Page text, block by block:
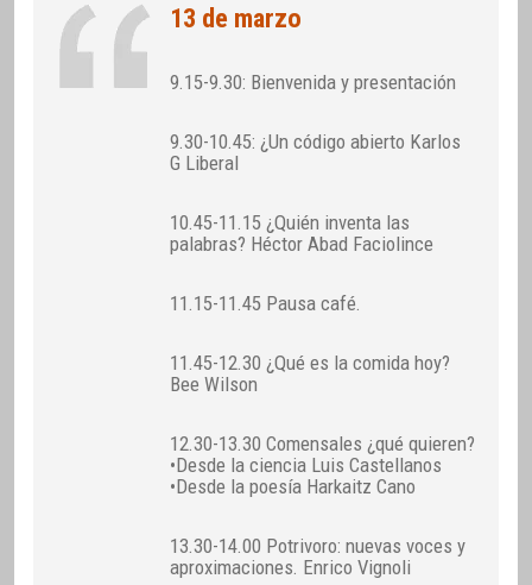
13 de marzo
9.15-9.30: Bienvenida y presentación
9.30-10.45: ¿Un código abierto Karlos
G Liberal
10.45-11.15 ¿Quién inventa las
palabras? Héctor Abad Faciolince
11.15-11.45 Pausa café.
11.45-12.30 ¿Qué es la comida hoy?
Bee Wilson
12.30-13.30 Comensales ¿qué quieren?
•Desde la ciencia Luis Castellanos
•Desde la poesía Harkaitz Cano
13.30-14.00 Potrivoro: nuevas voces y
aproximaciones. Enrico Vignoli